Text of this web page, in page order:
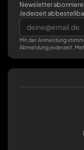
Newsletter
Jederzeit
Mit der Anmeldung
Abmeldung jederzeit.